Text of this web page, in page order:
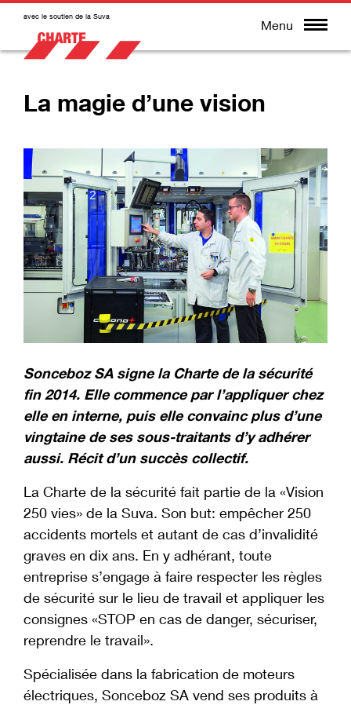
avec le soutien de la Suva
Menu
La magie d’une vision
Sonceboz SA signe la Charte de la sécurité
fin 2014. Elle commence par l’appliquer chez
elle en interne, puis elle convainc plus d’une
vingtaine de ses sous-traitants d’y adhérer
aussi. Récit d’un succès collectif.
La Charte de la sécurité fait partie de la «Vision
250 vies» de la Suva. Son but: empêcher 250
accidents mortels et autant de cas d’invalidité
graves en dix ans. En y adhérant, toute
entreprise s’engage à faire respecter les règles
de sécurité sur le lieu de travail et appliquer les
consignes «STOP en cas de danger, sécuriser,
reprendre le travail».
Spécialisée dans la fabrication de moteurs
électriques, Sonceboz SA vend ses produits à